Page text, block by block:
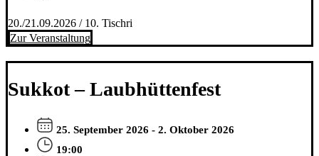
20./21.09.2026 / 10. Tischri
Zur Veranstaltung
Sukkot – Laubhüttenfest
25. September 2026 - 2. Oktober 2026
19:00